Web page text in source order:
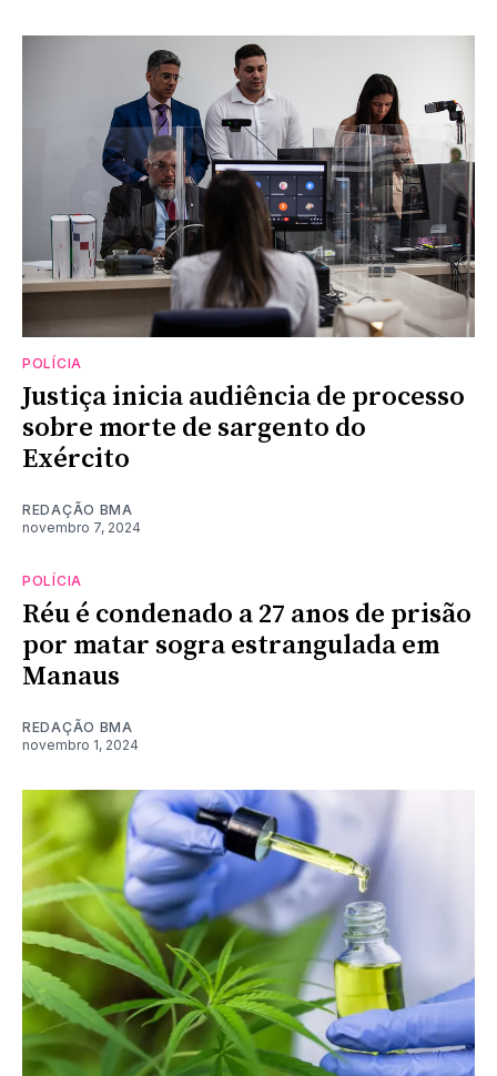
POLÍCIA
Justiça inicia audiência de processo
sobre morte de sargento do
Exército
REDAÇÃO BMA
novembro 7, 2024
POLÍCIA
Réu é condenado a 27 anos de prisão
por matar sogra estrangulada em
Manaus
REDAÇÃO BMA
novembro 1, 2024